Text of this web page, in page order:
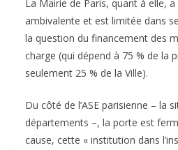
La Mairie de Paris, quant à elle,
ambivalente et est limitée dans
la question du financement des
charge (qui dépend à 75 % de la
seulement 25 % de la Ville).
Du côté de l’ASE parisienne – la
départements –, la porte est
cause, cette « institution dans